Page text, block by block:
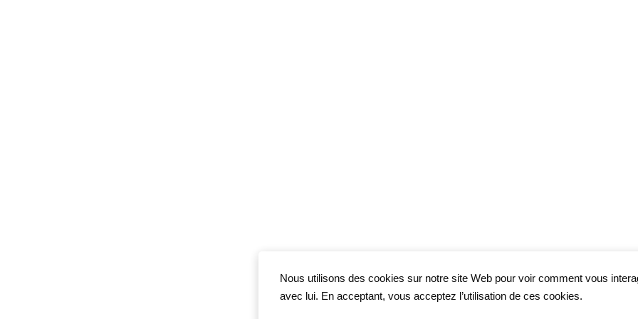
Nous utilisons des cookies sur notre site Web pour voir comment vous
avec lui. En acceptant, vous acceptez l’utilisation de ces cookies.